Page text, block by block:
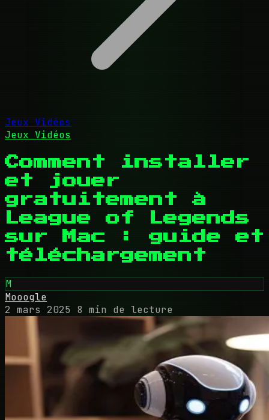
Jeux Vidéos
Jeux Vidéos
Comment installer
et jouer
gratuitement à
League of Legends
sur Mac : guide et
téléchargement
M
Mooogle
2 mars 2025
8 min de lecture